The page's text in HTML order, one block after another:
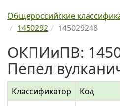
Общероссийские
1450292
145029248
ОКПИиПВ:
Пепел
Классификатор Код